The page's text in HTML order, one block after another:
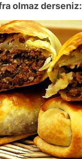
olmaz derseniz: